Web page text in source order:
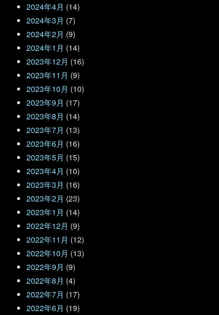
2024年4月 (14)
2024年3月 (7)
2024年2月 (9)
2024年1月 (14)
2023年12月 (16)
2023年11月 (9)
2023年10月 (10)
2023年9月 (17)
2023年8月 (14)
2023年7月 (13)
2023年6月 (16)
2023年5月 (15)
2023年4月 (10)
2023年3月 (16)
2023年2月 (23)
2023年1月 (14)
2022年12月 (9)
2022年11月 (12)
2022年10月 (13)
2022年9月 (9)
2022年8月 (4)
2022年7月 (17)
2022年6月 (19)